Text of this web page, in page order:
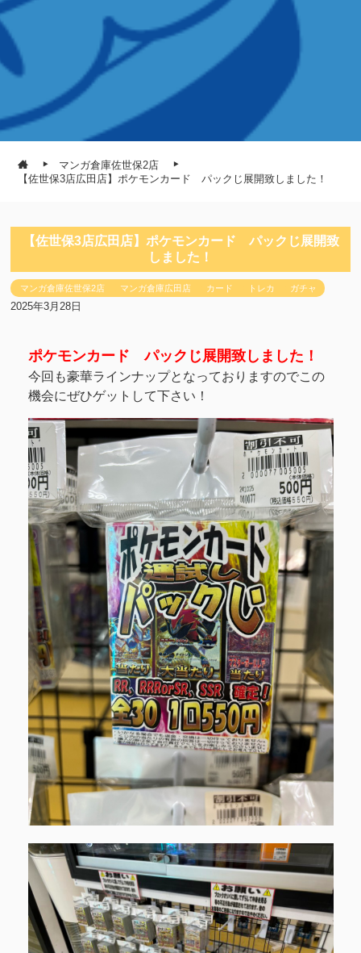
マンガ倉庫佐世保2店
【佐世保3店広田店】ポケモンカード パックじ展開致しました！
【佐世保3店広田店】ポケモンカード パックじ展開致
しました！
マンガ倉庫佐世保2店 マンガ倉庫広田店 カード トレカ ガチャ
2025年3月28日
ポケモンカード パックじ展開致しました！
今回も豪華ラインナップとなっておりますのでこの
機会にぜひゲットして下さい！